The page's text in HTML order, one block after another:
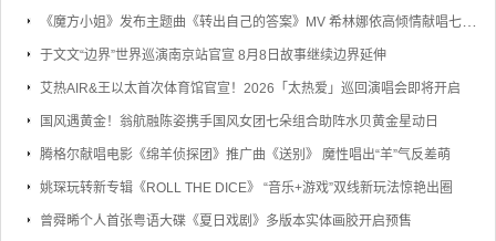
于文文“边界”世界巡演南京站官宣 8月8日故事继续边界延伸
艾热AIR&王以太首次体育馆官宣！2026「太热爱」巡回演唱会即将开启
国风遇黄金！翁航融陈姿携手国风女团七朵组合助阵水贝黄金星动日
腾格尔献唱电影《绵羊侦探团》推广曲《送别》 魔性唱出“羊”气反差萌
姚琛玩转新专辑《ROLL THE DICE》 “音乐+游戏”双线新玩法惊艳出圈
曾舜晞个人首张粤语大碟《夏日戏剧》多版本实体画胶开启预售